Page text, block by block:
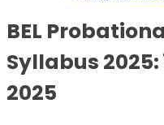
BEL
Syllabus 2025:
2025